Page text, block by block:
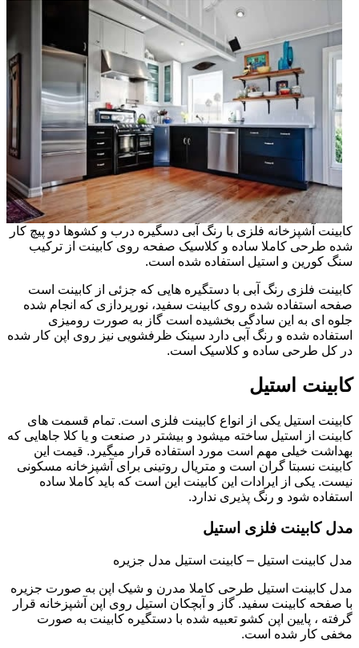
کابینت آشپزخانه فلزی با رنگ آبی دسگیره درب و کشوها دو پیچ کار
شده طرحی کاملا ساده و کلاسیک صفحه روی کابینت از ترکیب
سنگ کورین و استیل استفاده شده است.
کابینت فلزی رنگ آبی با دستگیره هایی که جزئی از کابینت است
صفحه استفاده شده روی کابینت سفید، نورپردازی که انجام شده
جلوه ای به این سادگی بخشیده است گاز به صورت رومیزی
استفاده شده و رنگ آبی دارد سینک ظرفشویی نیز روی اپن کار شده
در کل طرحی ساده و کلاسیک است.
کابینت استیل
کابینت استیل یکی از انواع کابینت فلزی است. تمام قسمت های
کابینت از استیل ساخته میشود و بیشتر در صنعت و یا کلا جاهایی که
بهداشت خیلی مهم است مورد استفاده قرار میگیرد. قیمت این
کابینت نسبتا گران است و متریال روتینی برای آشپزخانه مسکونی
نیست. یکی از ایرادات این کابینت این است که باید کاملا ساده
استفاده شود و رنگ پذیری ندارد.
مدل کابینت فلزی استیل
مدل کابینت استیل – کابینت استیل مدل جزیره
مدل کابینت استیل طرحی کاملا مدرن و شیک اپن به صورت جزیره
با صفحه کابینت سفید. گاز و آبچکان استیل روی اپن آشپزخانه قرار
گرفته ، پایین اپن کشو تعبیه شده با دستگیره کابینت به صورت
مخفی کار شده است.